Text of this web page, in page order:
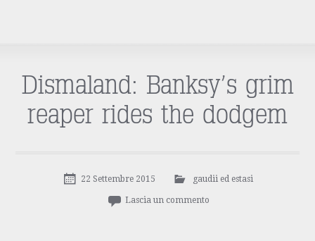
Dismaland: Banksy’s grim
reaper rides the dodgem
22 Settembre 2015 gaudii ed estasi
Lascia un commento